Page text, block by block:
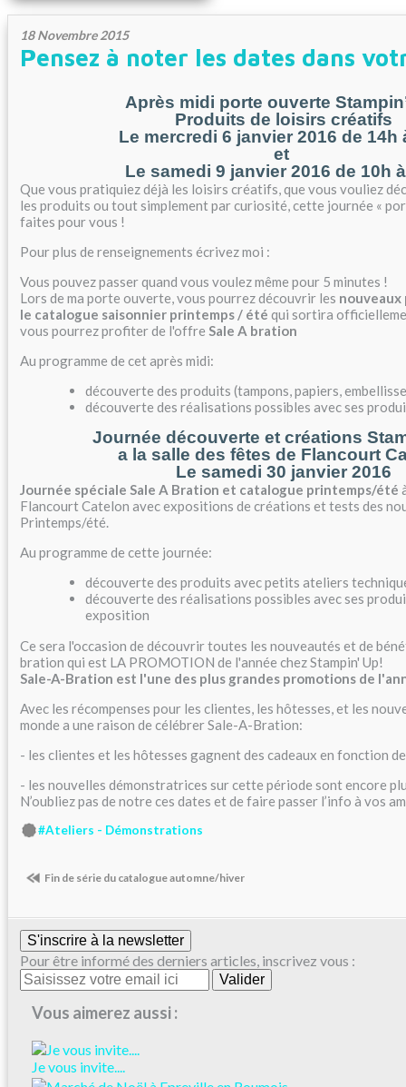
18 Novembre 2015
Pensez à noter les dates dans
Après midi porte ouverte
Produits de loisirs créatifs
Le mercredi 6 janvier 2016 de 14h
et
Le samedi 9 janvier 2016 de 10h
Que vous pratiquiez déjà les loisirs créatifs, que vous vouliez
les produits ou tout simplement par curiosité, cette journée «
faites pour vous !
Pour plus de renseignements écrivez moi :
Vous pouvez passer quand vous voulez même pour 5 minutes !
Lors de ma porte ouverte, vous pourrez découvrir les
le catalogue saisonnier printemps / été qui sortira
vous pourrez profiter de l'offre Sale A bration
Au programme de cet après midi:
découverte des produits (tampons, papiers,
découverte des réalisations possibles avec ses
Journée découverte et créations
a la salle des fêtes de Flancourt
Le samedi 30 janvier 2016
Journée spéciale Sale A Bration et catalogue printemps/été
Flancourt Catelon avec expositions de créations et tests des
Printemps/été.
Au programme de cette journée:
découverte des produits avec petits ateliers
découverte des réalisations possibles avec ses
exposition
Ce sera l'occasion de découvrir toutes les nouveautés et de
bration qui est LA PROMOTION de l'année chez Stampin' Up!
Sale-A-Bration est l'une des plus grandes promotions de
Avec les récompenses pour les clientes, les hôtesses, et les
monde a une raison de célébrer Sale-A-Bration:
- les clientes et les hôtesses gagnent des cadeaux en fonction
- les nouvelles démonstratrices sur cette période sont encore
N’oubliez pas de notre ces dates et de faire passer l’info à vos
#Ateliers - Démonstrations
Fin de série du catalogue automne/hiver
S'inscrire à la newsletter
Pour être informé des derniers articles, inscrivez vous :
Vous aimerez aussi :
Je vous invite....